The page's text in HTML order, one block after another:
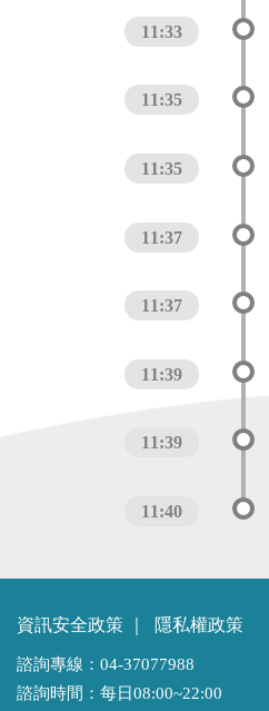
11:33
11:35
11:35
11:37
11:37
11:39
11:39
11:40
資訊安全政策 隱私權政策
諮詢專線：04-37077988
諮詢時間：每日08:00~22:00